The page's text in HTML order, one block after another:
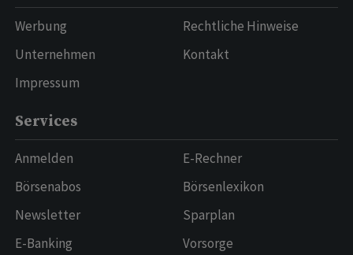
Werbung
Unternehmen
Impressum
Rechtliche Hinweise
Kontakt
Services
Anmelden
Börsenabos
Newsletter
E-Banking
E-Rechner
Börsenlexikon
Sparplan
Vorsorge